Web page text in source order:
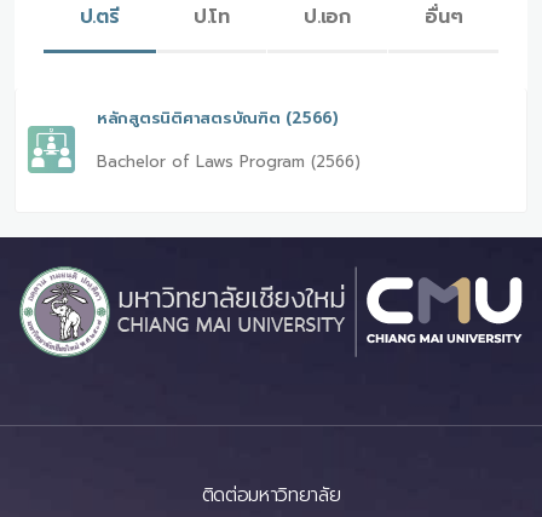
ป.ตรี ป.โท ป.เอก อื่นๆ
หลักสูตรนิติศาสตรบัณฑิต (2566)
Bachelor of Laws Program (2566)
ติดต่อมหาวิทยาลัย